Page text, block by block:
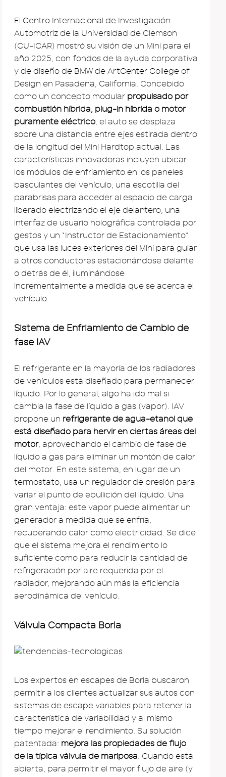
El Centro Internacional de Investigación
Automotriz de la Universidad de Clemson
(CU-ICAR) mostró su visión de un Mini para el
año 2025, con fondos de la ayuda corporativa
y de diseño de BMW de ArtCenter College of
Design en Pasadena, California. Concebido
como un concepto modular propulsado por
combustión híbrida, plug-in híbrida o motor
puramente eléctrico, el auto se desplaza
sobre una distancia entre ejes estirada dentro
de la longitud del Mini Hardtop actual. Las
características innovadoras incluyen ubicar
los módulos de enfriamiento en los paneles
basculantes del vehículo, una escotilla del
parabrisas para acceder al espacio de carga
liberado electrizando el eje delantero, una
interfaz de usuario holográfica controlada por
gestos y un “Instructor de Estacionamiento”
que usa las luces exteriores del Mini para guiar
a otros conductores estacionándose delante
o detrás de él, iluminándose
incrementalmente a medida que se acerca el
vehículo.
Sistema de Enfriamiento de Cambio de
fase IAV
El refrigerante en la mayoría de los radiadores
de vehículos está diseñado para permanecer
líquido. Por lo general, algo ha ido mal si
cambia la fase de líquido a gas (vapor). IAV
propone un refrigerante de agua-etanol que
está diseñado para hervir en ciertas áreas del
motor, aprovechando el cambio de fase de
líquido a gas para eliminar un montón de calor
del motor. En este sistema, en lugar de un
termostato, usa un regulador de presión para
variar el punto de ebullición del líquido. Una
gran ventaja: este vapor puede alimentar un
generador a medida que se enfría,
recuperando calor como electricidad. Se dice
que el sistema mejora el rendimiento lo
suficiente como para reducir la cantidad de
refrigeración por aire requerida por el
radiador, mejorando aún más la eficiencia
aerodinámica del vehículo.
Válvula Compacta Borla
Los expertos en escapes de Borla buscaron
permitir a los clientes actualizar sus autos con
sistemas de escape variables para retener la
característica de variabilidad y al mismo
tiempo mejorar el rendimiento. Su solución
patentada: mejora las propiedades de flujo
de la típica válvula de mariposa. Cuando está
abierta, para permitir el mayor flujo de aire (y